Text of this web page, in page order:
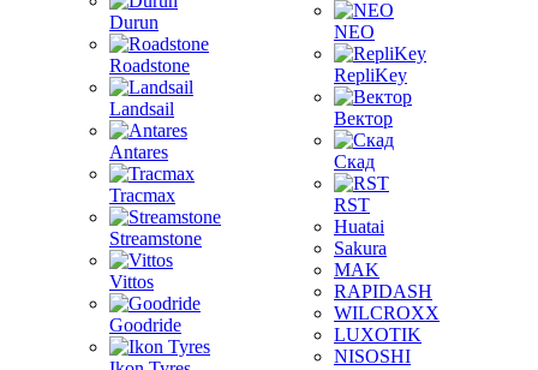
Durun
Roadstone
Landsail
Antares
Tracmax
Streamstone
Vittos
Goodride
NEO
RepliKey
Вектор
Скад
RST
Huatai
Sakura
MAK
RAPIDASH
WILCROXX
LUXOTIK
NISOSHI